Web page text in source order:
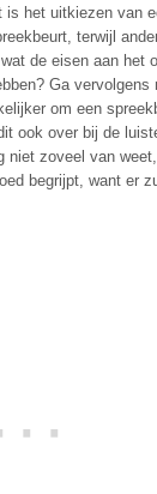
het uitkiezen van
terwijl
de eisen aan het
Ga
om een
ook over bij de
niet zoveel van
begrijpt, want er